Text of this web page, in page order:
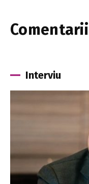
Comentarii
Interviu